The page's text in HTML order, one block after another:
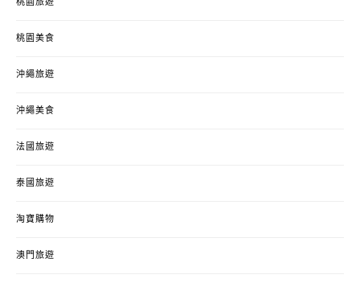
桃園旅遊
桃園美食
沖繩旅遊
沖繩美食
法國旅遊
泰國旅遊
淘寶購物
澳門旅遊